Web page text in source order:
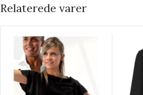
Relaterede varer